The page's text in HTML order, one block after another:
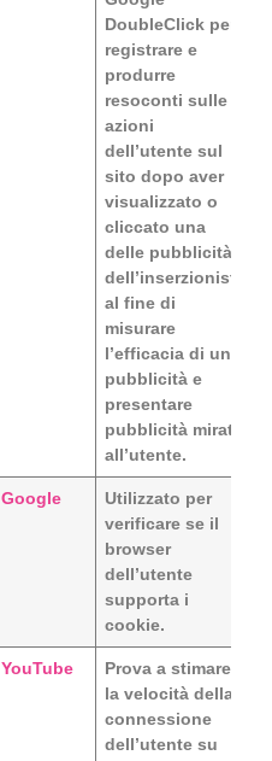
DoubleClick per
registrare e
produrre
resoconti sulle
azioni
dell’utente sul
sito dopo aver
visualizzato o
cliccato una
delle pubblicità
dell’inserzionista
al fine di
misurare
l’efficacia di una
pubblicità e
presentare
pubblicità mirata
all’utente.
Google
Utilizzato per
verificare se il
browser
dell’utente
supporta i
cookie.
YouTube
Prova a stimare
la velocità della
connessione
dell’utente su